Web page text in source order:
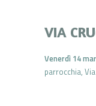
VIA
Venerdì 14
parrocchia,